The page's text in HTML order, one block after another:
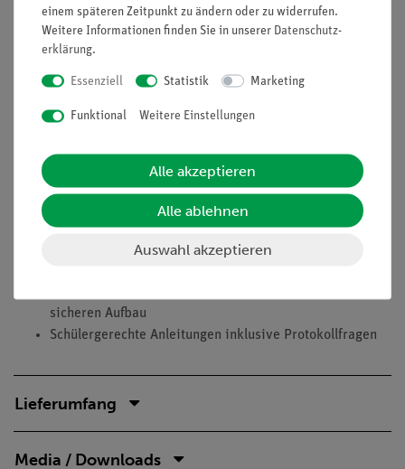
Die Schüler haben im Versuch "Schraubenfederpendel" die
Eigenfrequenz eines Federpendels bestimmt und deren
Abhängigkeit von Masse und Federkonstante ermittelt. Hier
sollen sie ein Federpendel zu Schwingungen anregen und aus
den Zusammenhang zwischen Erregerfrequenz und
Weiterhin soll die Eigenfrequenz des Federpendels gemessen
und mit der (grob) im zweiten Teil ermittelten Eigenfrequenz
verglichen werden.
sicheren Aufbau
Schülergerechte Anleitungen inklusive Protokollfragen
Lieferumfang
Media / Downloads
einem späteren Zeitpunkt zu ändern oder zu widerrufen.
Weitere Informationen finden Sie in unserer Daten­schutz­
erklärung.
Essenziell Statistik Marketing
Funktional Weitere Einstellungen
Alle akzeptieren
Alle ablehnen
Auswahl akzeptieren